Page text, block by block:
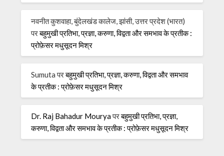
नवनीत कुशवाहा, बुंदेलखंड कालेज, झांसी, उत्तर प्रदेश (भारत)
परबहुमुखी प्रतिभा, प्रज्ञा, करुणा, विद्वता और समभाव के प्रतीक :
प्रोफ़ेसर मधुसूदन मिश्र
Sumutaपरबहुमुखी प्रतिभा, प्रज्ञा, करुणा, विद्वता और समभाव
के प्रतीक : प्रोफ़ेसर मधुसूदन मिश्र
Dr. Raj Bahadur Mouryaपरबहुमुखी प्रतिभा, प्रज्ञा,
करुणा, विद्वता और समभाव के प्रतीक : प्रोफ़ेसर मधुसूदन मिश्र